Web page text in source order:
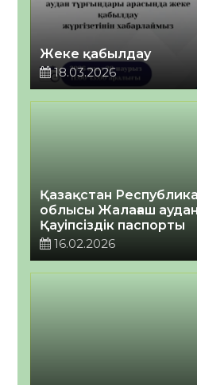
Жеке қабылдау
18.03.2026
Қазақстан
облысы Жалағаш
Қауіпсіздік паспорты
16.02.2026